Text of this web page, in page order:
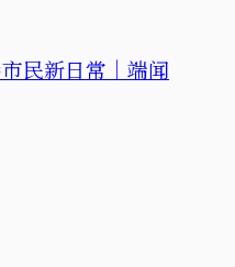
民新日常｜端闻